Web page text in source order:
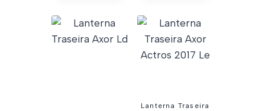
Lanterna Traseira